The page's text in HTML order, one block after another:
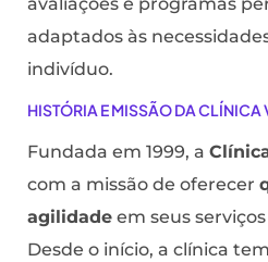
adaptados às
indivíduo.
HISTÓRIA E MISSÃO DA CLÍNICA
Fundada em 1999, a
com a missão de oferecer
agilidade em seus
Desde o início, a clínica